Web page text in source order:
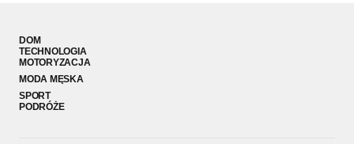
DOM
TECHNOLOGIA
MOTORYZACJA
MODA MĘSKA
SPORT
PODRÓŻE